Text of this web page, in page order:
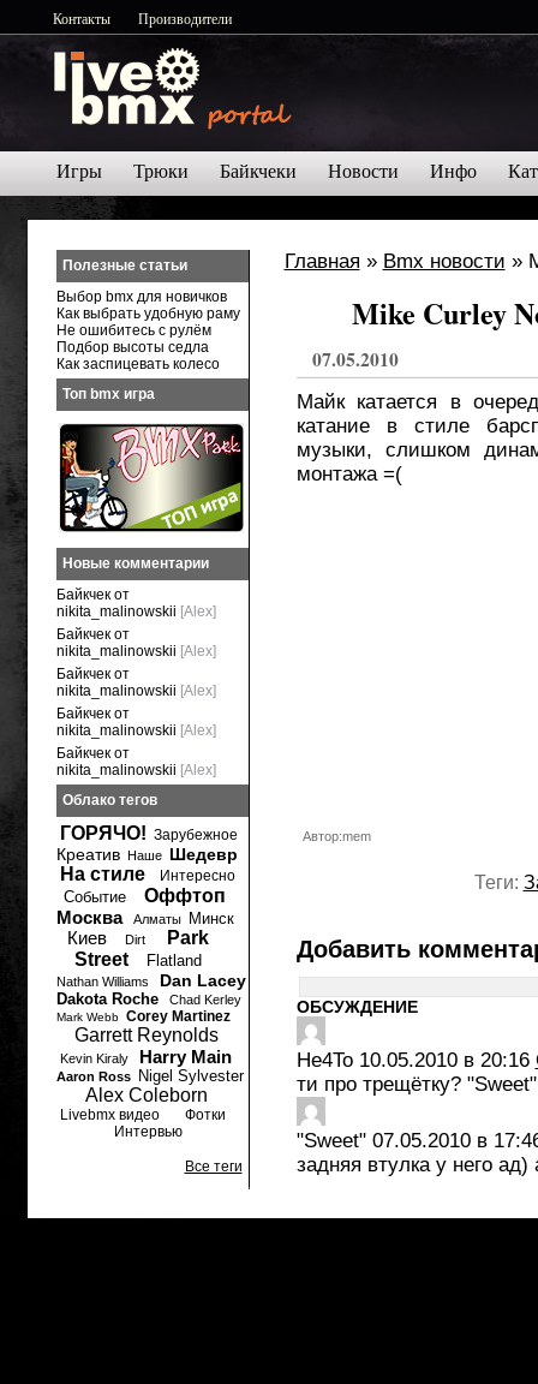
Контакты Производители
Игры Трюки Байкчеки Новости Инфо
Главная » Bmx новости »
Mike Curley
07.05.2010
Майк катается в
катание в стиле
музыки, слишком
монтажа =(
Автор:mem
Теги:
Добавить
ОБСУЖДЕНИЕ
He4To 10.05.2010 в 20:16
ти про трещётку? "Sweet"
"Sweet" 07.05.2010 в
задняя втулка у него
Полезные статьи
Выбор bmx для новичков
Как выбрать удобную раму
Не ошибитесь с рулём
Подбор высоты седла
Как заспицевать колесо
Топ bmx игра
Новые комментарии
Байкчек от
nikita_malinowskii [Alex]
Байкчек от
nikita_malinowskii [Alex]
Байкчек от
nikita_malinowskii [Alex]
Байкчек от
nikita_malinowskii [Alex]
Байкчек от
nikita_malinowskii [Alex]
Облако тегов
ГОРЯЧО! Зарубежное
Креатив Наше Шедевр
На стиле Интересно
Событие
Оффтоп
Москва
Алматы Минск
Киев Dirt
Park
Street
Flatland
Nathan Williams Dan Lacey
Dakota Roche Chad Kerley
Mark Webb Corey Martinez
Garrett Reynolds
Kevin Kiraly Harry Main
Aaron Ross Nigel Sylvester
Alex Coleborn
Livebmx видео
Фотки
Интервью
Все теги